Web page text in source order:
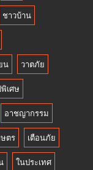
ชาวบ้าน
น วาตภัย
เศษ
อาชญากรรม
ษตร เตือนภัย
ในประเทศ